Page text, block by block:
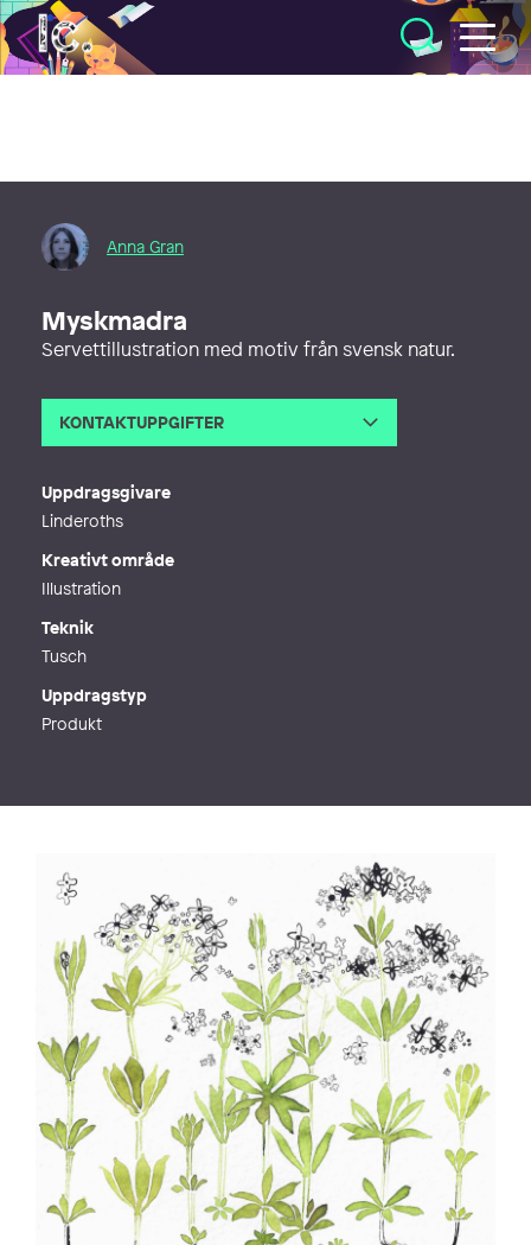
Illustratörcentrum
Anna Gran
Myskmadra
Servettillustration med motiv från svensk natur.
KONTAKTUPPGIFTER
Webb https://www.annagran.se
Uppdragsgivare
Linderoths
Kreativt område
Illustration
Teknik
Tusch
Uppdragstyp
Produkt